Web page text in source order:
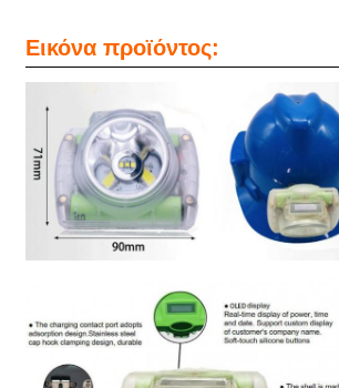
Αεροπορικά φώτα
Φωτοβολταϊκό ασφαλή από έκρηξη
Βιομηχανικό φως LED
Σχάρα φορτιστή
Υπόγεια ορυχεία
Εικόνα προϊόντος: